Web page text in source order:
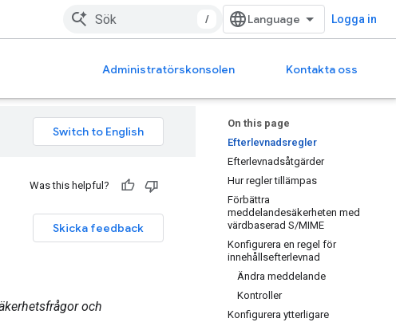
/ Logga in
Administratörskonsolen Kontakta oss
On this page
Efterlevnadsregler
Efterlevnadsåtgärder
Hur regler tillämpas
Förbättra
meddelandesäkerheten med
värdbaserad S/MIME
Konfigurera en regel för
innehållsefterlevnad
Ändra meddelande
Kontroller
Konfigurera ytterligare
Was this helpful?
Skicka feedback
och